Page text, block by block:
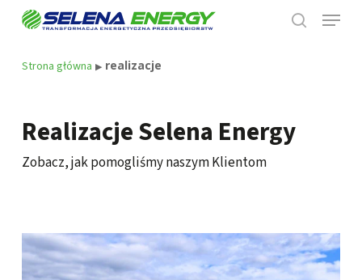
Skip
content
Menu
Strona główna ▶ realizacje
Realizacje Selena Energy
Zobacz, jak pomogliśmy naszym Klientom